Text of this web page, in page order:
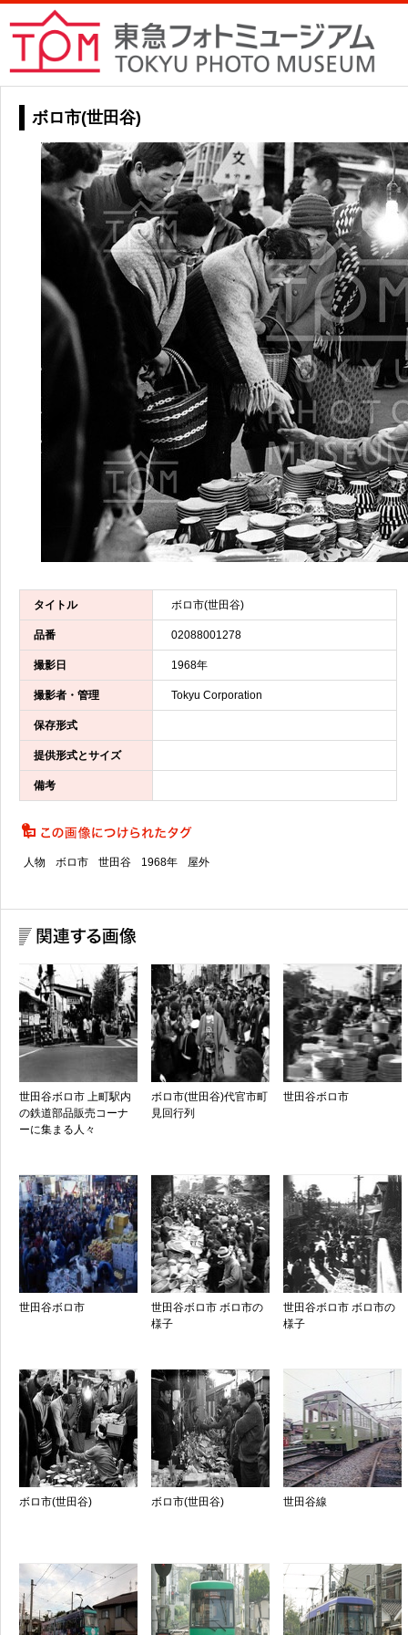
ボロ市(世田谷)
タイトル ボロ市(世田谷)
品番 02088001278
撮影日 1968年
撮影者・管理 Tokyu Corporation
保存形式
提供形式とサイズ
備考
人物 ボロ市 世田谷 1968年 屋外
世田谷ボロ市 上町駅内
の鉄道部品販売コーナ
ーに集まる人々
ボロ市(世田谷)代官市町
見回行列
世田谷ボロ市
世田谷ボロ市
世田谷ボロ市 ボロ市の
様子
世田谷ボロ市 ボロ市の
様子
ボロ市(世田谷) ボロ市(世田谷) 世田谷線